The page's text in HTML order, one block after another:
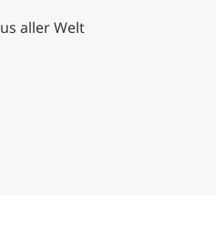
aller Welt